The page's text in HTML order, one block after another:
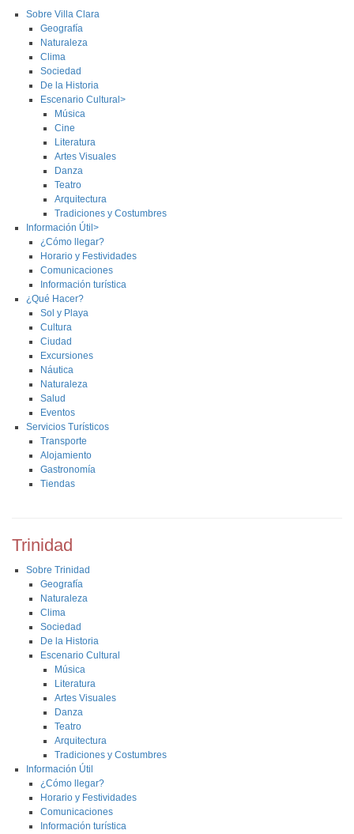
Sobre Villa Clara
Geografía
Naturaleza
Clima
Sociedad
De la Historia
Escenario Cultural>
Música
Cine
Literatura
Artes Visuales
Danza
Teatro
Arquitectura
Tradiciones y Costumbres
Información Útil>
¿Cómo llegar?
Horario y Festividades
Comunicaciones
Información turística
¿Qué Hacer?
Sol y Playa
Cultura
Ciudad
Excursiones
Náutica
Naturaleza
Salud
Eventos
Servicios Turísticos
Transporte
Alojamiento
Gastronomía
Tiendas
Trinidad
Sobre Trinidad
Geografía
Naturaleza
Clima
Sociedad
De la Historia
Escenario Cultural
Música
Literatura
Artes Visuales
Danza
Teatro
Arquitectura
Tradiciones y Costumbres
Información Útil
¿Cómo llegar?
Horario y Festividades
Comunicaciones
Información turística